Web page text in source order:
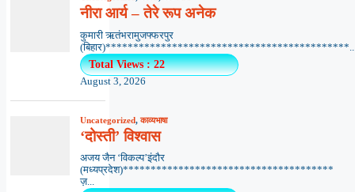
नीरा आर्य – तेरे रूप अनेक
कुमारी ऋतंभरामुजफ्फरपुर
Total Views : 22
August 3, 2026
Uncategorized,काव्यभाषा
‘दोस्ती’ विश्वास
अजय जैन ‘विकल्प’इंदौर
(मध्यप्रदेश)**************************************
ज़...